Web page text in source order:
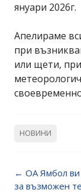
януари 2026г.
Апелираме
при
или щети,
НОВИНИ
Post
navigation
← ОА Ямбол ви
за възможен